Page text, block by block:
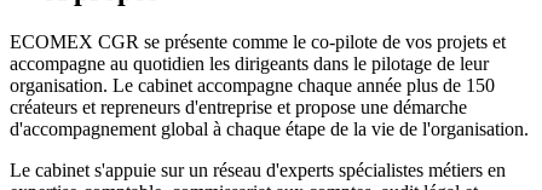
ECOMEX CGR se présente comme le co-pilote de vos projets et
accompagne au quotidien les dirigeants dans le pilotage de leur
organisation. Le cabinet accompagne chaque année plus de 150
créateurs et repreneurs d'entreprise et propose une démarche
d'accompagnement global à chaque étape de la vie de l'organisation.
Le cabinet s'appuie sur un réseau d'experts spécialistes métiers en